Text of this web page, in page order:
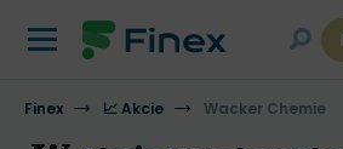
Finex 📈 Akcie Wacker Chemie